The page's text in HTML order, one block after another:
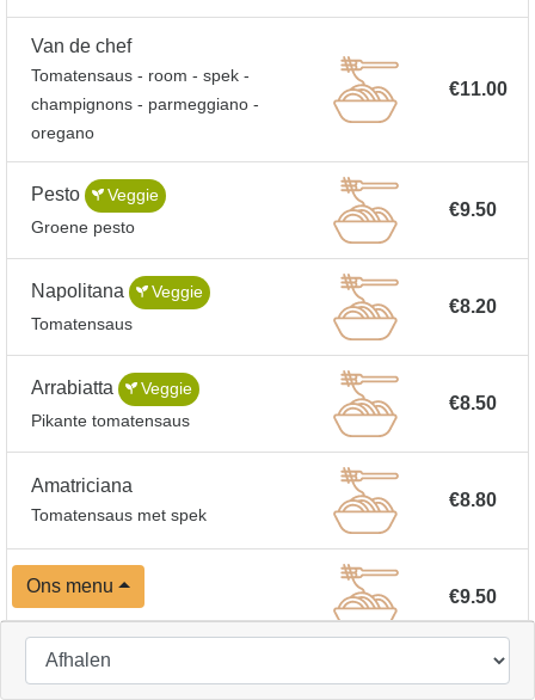
Van de chef
Tomatensaus - room - spek -
champignons - parmeggiano -
oregano
€11.00
Pesto Veggie
Groene pesto
€9.50
Napolitana Veggie
Tomatensaus
€8.20
Arrabiatta Veggie
Pikante tomatensaus
€8.50
Amatriciana
Tomatensaus met spek
€8.80
Bolognaise €9.50
Ons menu